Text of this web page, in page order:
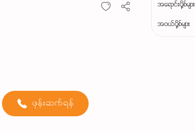
ဖုန်းဆက်ရန်
အရောင်းပို့စ်များ
အဝယ်ပို့စ်များ